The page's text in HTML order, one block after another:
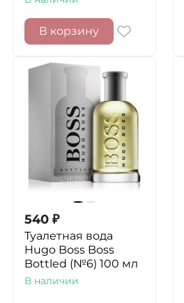
В корзину
540 ₽
Туалетная вода
Hugo Boss Boss
Bottled (№6) 100 мл
В наличии